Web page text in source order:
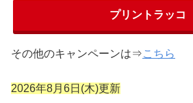
プリントラッコ
その他のキャンペーンは⇒こちら
2026年8月6日(木)更新